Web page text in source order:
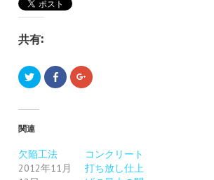
共有:
ク
リ
し
t
t
e
r
F
a
す
る
ク
リ
g
l
e
+
関連
欠陥工法
2012年11月
コンクリート
打ち放し仕上